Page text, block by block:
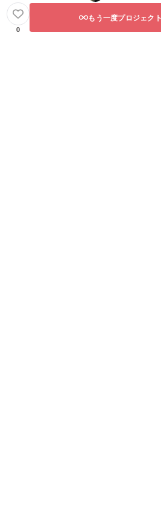
0
もう一度プロジェク